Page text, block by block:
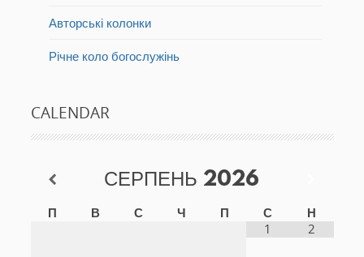
Авторські колонки
Річне коло богослужінь
CALENDAR
СЕРПЕНЬ 2026
П В С Ч П С
Н
1
2